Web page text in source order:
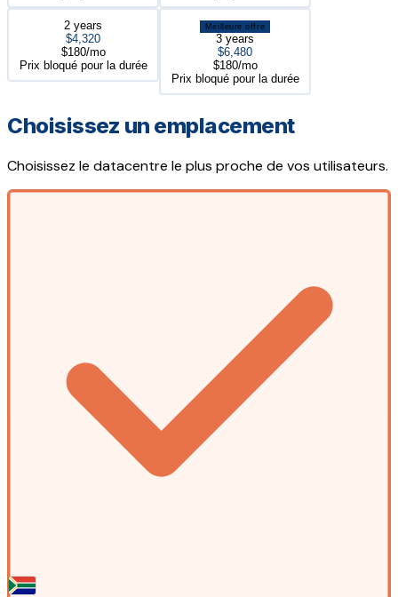
2 years
$4,320
$180/mo
Prix bloqué pour la durée
Meilleure offre
3 years
$6,480
$180/mo
Prix bloqué pour la durée
Choisissez un emplacement
Choisissez le datacentre le plus proche de vos utilisateurs.